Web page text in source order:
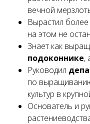
вечной
Вырастил более
на этом не
Знает как
подоконнике,
Руководил
по
культур в
Основатель и